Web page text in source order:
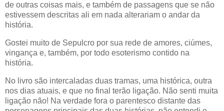
de outras coisas mais, e também de passagens que se não
estivessem descritas ali em nada alterariam o andar da
história.
Gostei muito de Sepulcro por sua rede de amores, ciúmes,
vingança e, também, por todo esoterismo contido na
história.
No livro são intercaladas duas tramas, uma histórica, outra
nos dias atuais, e que no final terão ligação. Não senti muita
ligação não! Na verdade fora o parentesco distante das